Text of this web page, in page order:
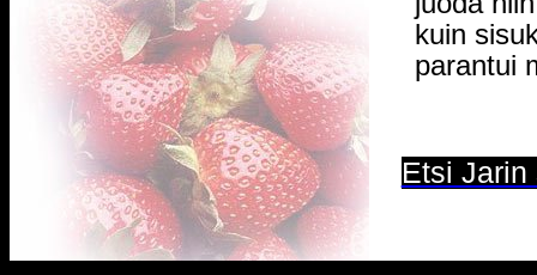
kuin
parantui
Etsi Jarin